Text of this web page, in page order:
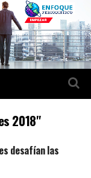
2018"
desafían las